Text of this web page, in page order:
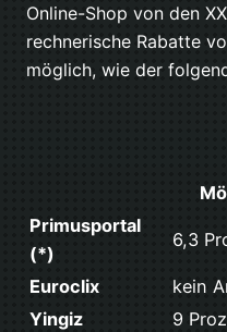
Online-Shop von den
rechnerische Rabatte
möglich, wie der
Primusportal
(*)
6,3
Euroclix kein
Yingiz
9